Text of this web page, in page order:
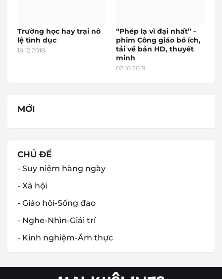
Trường học hay trại nô
lệ tình dục
18.12.2018
“Phép lạ vĩ đại nhất” -
phim Công giáo bổ ích,
tải về bản HD, thuyết
minh
02.10.2019
MỚI
CHỦ ĐỀ
- Suy niệm hàng ngày
- Xã hội
- Giáo hội-Sống đạo
- Nghe-Nhìn-Giải trí
- Kinh nghiệm-Ẩm thực